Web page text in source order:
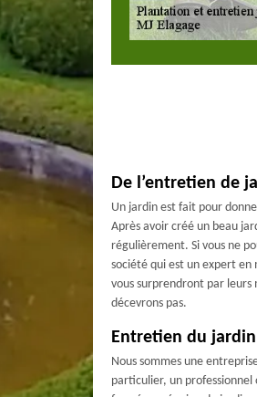
De l’entretien de
Un jardin est fait pour
Après avoir créé un beau
régulièrement. Si vous ne
société qui est un expert en
vous surprendront par leurs
décevrons pas.
Entretien du
Nous sommes une
particulier, un professionnel